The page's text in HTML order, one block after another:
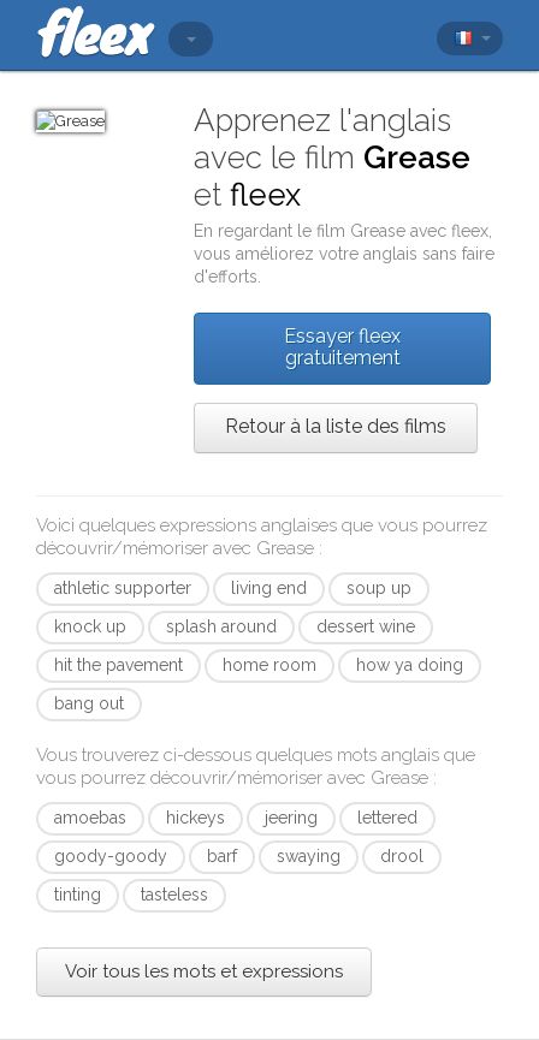
Apprenez l'anglais
avec le film Grease
etfleex
En regardant le film Grease avecfleex
vous améliorez votre anglais sans faire
d'efforts.
Essayer fleex
gratuitement
Retour à la liste des films
Voici quelques expressions anglaises que vous pourrez
découvrir/mémoriser avec Grease :
athletic supporter living end
soup up
knock up
splash around
dessert wine
hit the pavement
home room
how ya doing
bang out
Vous trouverez ci-dessous quelques mots anglais que
vous pourrez découvrir/mémoriser avec Grease :
amoebas hickeys jeering
lettered
goody-goody
barf swaying
drool
tinting
tasteless
Voir tous les mots et expressions